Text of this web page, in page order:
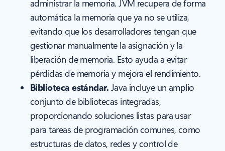
administrar la memoria. JVM recupera de forma
automática la memoria que ya no se utiliza,
evitando que los desarrolladores tengan que
gestionar manualmente la asignación y la
liberación de memoria. Esto ayuda a evitar
pérdidas de memoria y mejora el rendimiento.
Biblioteca estándar. Java incluye un amplio
conjunto de bibliotecas integradas,
proporcionando soluciones listas para usar
para tareas de programación comunes, como
estructuras de datos, redes y control de